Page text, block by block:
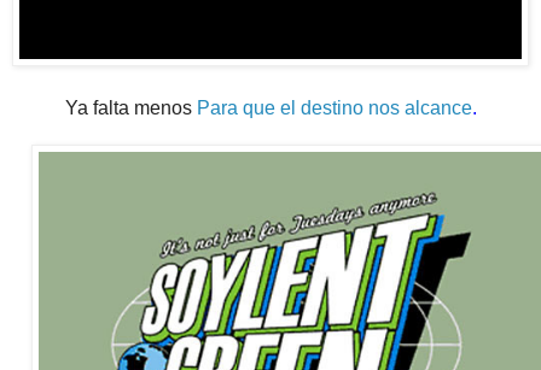
Ya falta menos Para que el destino nos alcance.